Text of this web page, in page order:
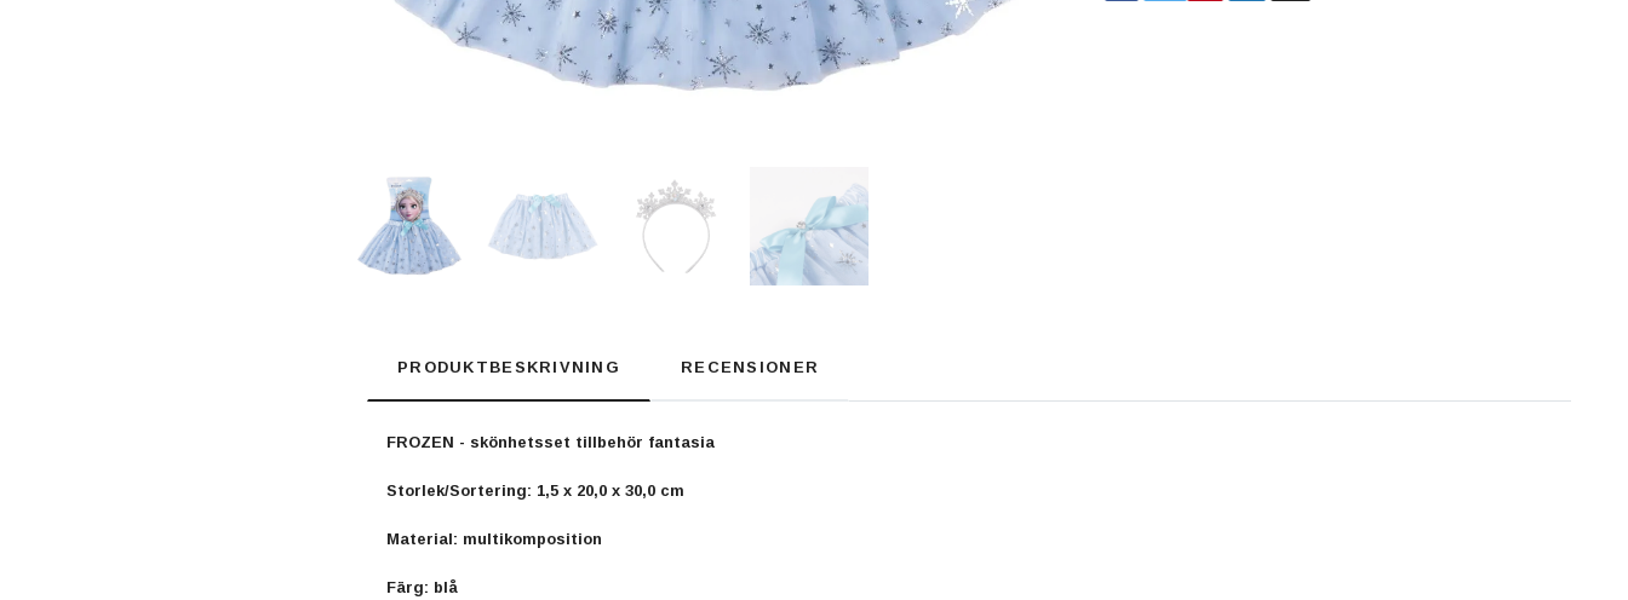
PRODUKTBESKRIVNING RECENSIONER
FROZEN - skönhetsset tillbehör fantasia
Storlek/Sortering: 1,5 x 20,0 x 30,0 cm
Material: multikomposition
Färg: blå